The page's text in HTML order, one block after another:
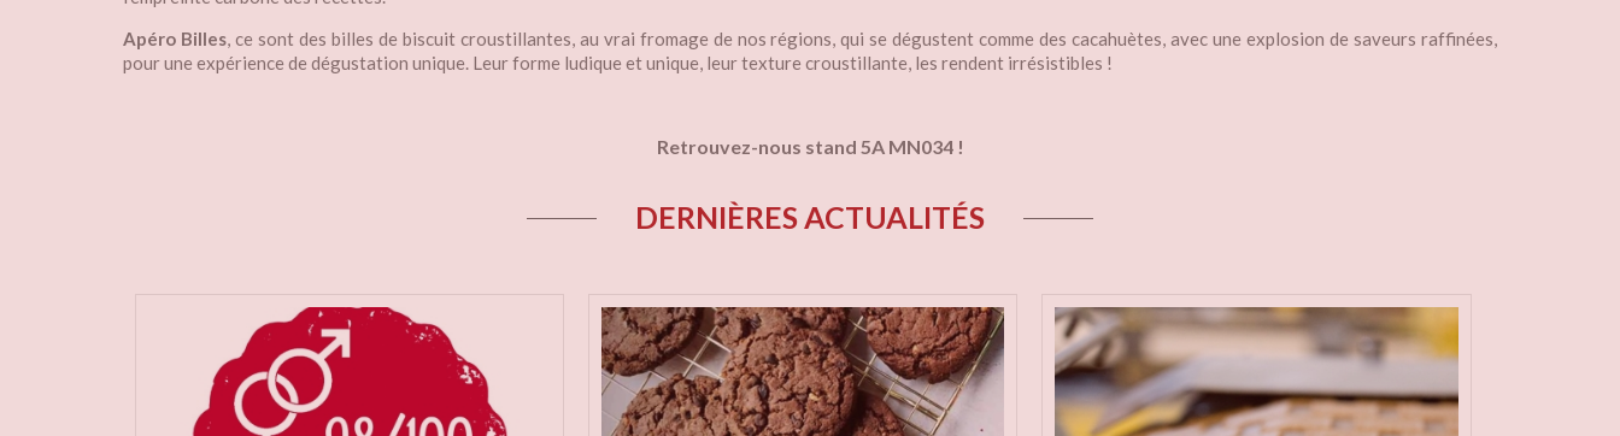
Apéro Billes, ce sont des billes de biscuit croustillantes, au vrai fromage de nos régions, qui se dégustent comme des cacahuètes, avec une explosion de saveurs raffinées,
pour une expérience de dégustation unique. Leur forme ludique et unique, leur texture croustillante, les rendent irrésistibles !
Retrouvez-nous stand 5A MN034 !
DERNIÈRES ACTUALITÉS